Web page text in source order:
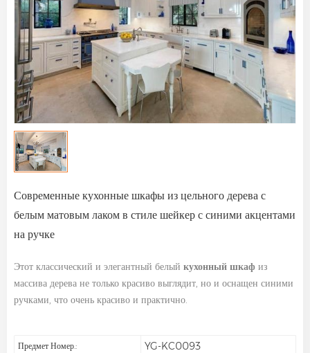
Современные кухонные шкафы из цельного дерева с
белым матовым лаком в стиле шейкер с синими акцентами
на ручке
Этот классический и элегантный белый кухонный шкаф из
массива дерева не только красиво выглядит, но и оснащен синими
ручками, что очень красиво и практично.
Предмет Номер.: YG-KC0093